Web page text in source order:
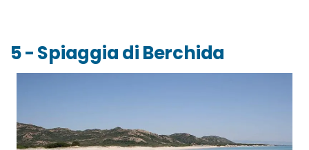
5 - Spiaggia di Berchida